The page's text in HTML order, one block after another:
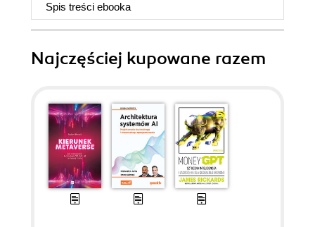
Spis treści ebooka
Najczęściej kupowane razem